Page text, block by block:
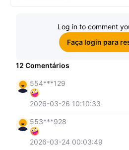
Log in to comment
Faça login para
12 Comentários
554***129
2026-03-26 10:10:33
553***928
2026-03-24 00:03:49